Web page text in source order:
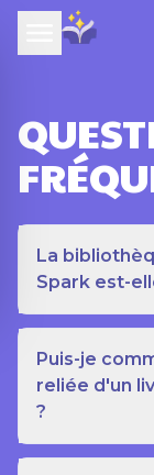
La
Spark est-
Puis-je
reliée d'un
?